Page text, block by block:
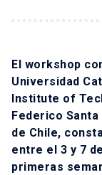
El workshop
Universidad
Institute of
Federico
de Chile,
entre el 3 y 7
primeras